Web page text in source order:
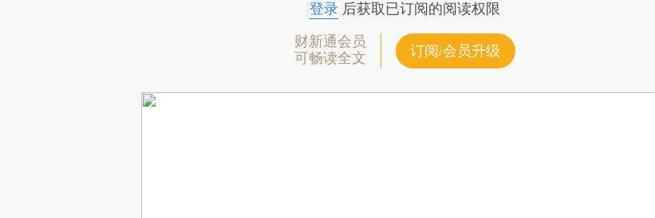
登录后获取已订阅的阅读权限
财新通会员
可畅读全文
订阅/会员升级